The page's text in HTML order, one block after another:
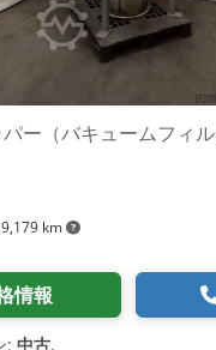
9,179 km
ー（バキュームフィ
情報
: 中古,